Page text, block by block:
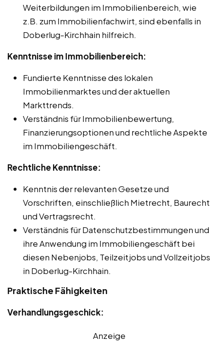
Weiterbildungen im Immobilienbereich, wie
z.B. zum Immobilienfachwirt, sind ebenfalls in
Doberlug-Kirchhain hilfreich.
Kenntnisse im Immobilienbereich:
Fundierte Kenntnisse des lokalen
Immobilienmarktes und der aktuellen
Markttrends.
Verständnis für Immobilienbewertung,
Finanzierungsoptionen und rechtliche Aspekte
im Immobiliengeschäft.
Rechtliche Kenntnisse:
Kenntnis der relevanten Gesetze und
Vorschriften, einschließlich Mietrecht, Baurecht
und Vertragsrecht.
Verständnis für Datenschutzbestimmungen und
ihre Anwendung im Immobiliengeschäft bei
diesen Nebenjobs, Teilzeitjobs und Vollzeitjobs
in Doberlug-Kirchhain.
Praktische Fähigkeiten
Verhandlungsgeschick:
Anzeige